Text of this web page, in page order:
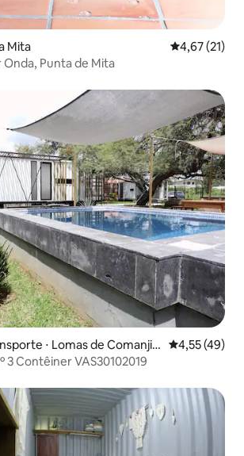
Mita 4,67 de uma
4,67 (21)
Punta de Mita
⋅ Lomas de Comanjill
4,55 de uma
4,55 (49)
Contêiner VAS30102019